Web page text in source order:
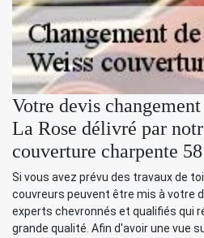
Votre devis
La Rose délivré par
couverture charpente 58
Si vous avez prévu des travaux de
couvreurs peuvent être mis à votre
experts chevronnés et qualifiés qui
grande qualité. Afin d'avoir une vue